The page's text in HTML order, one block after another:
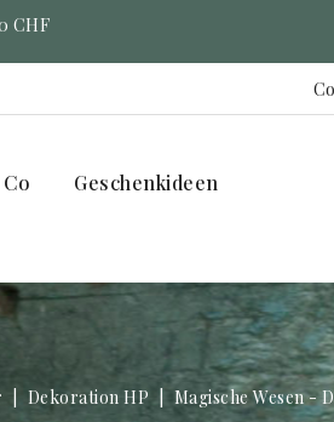
CHF
Geschenkideen
Dekoration HP Magische Wesen